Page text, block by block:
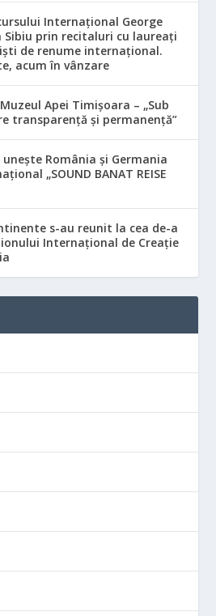
Internațional George
Sibiu prin recitaluri cu laureați
de renume internațional.
acum în vânzare
Apei Timișoara – „Sub
transparență și permanență”
România și Germania
„SOUND BANAT REISE
s-au reunit la cea de-a
Internațional de Creație